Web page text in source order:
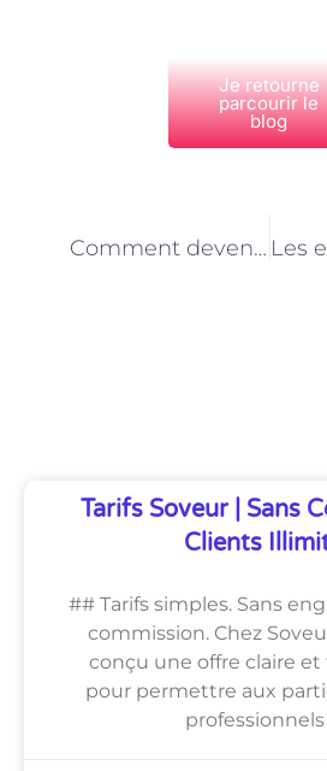
Je retourne
parcourir le
blog
Comment devenir jardinier à Paris : étapes et compétences requises
Tarifs Soveur | Sans
Clients
## Tarifs simples. Sans
commission. Chez
conçu une offre claire
pour permettre aux